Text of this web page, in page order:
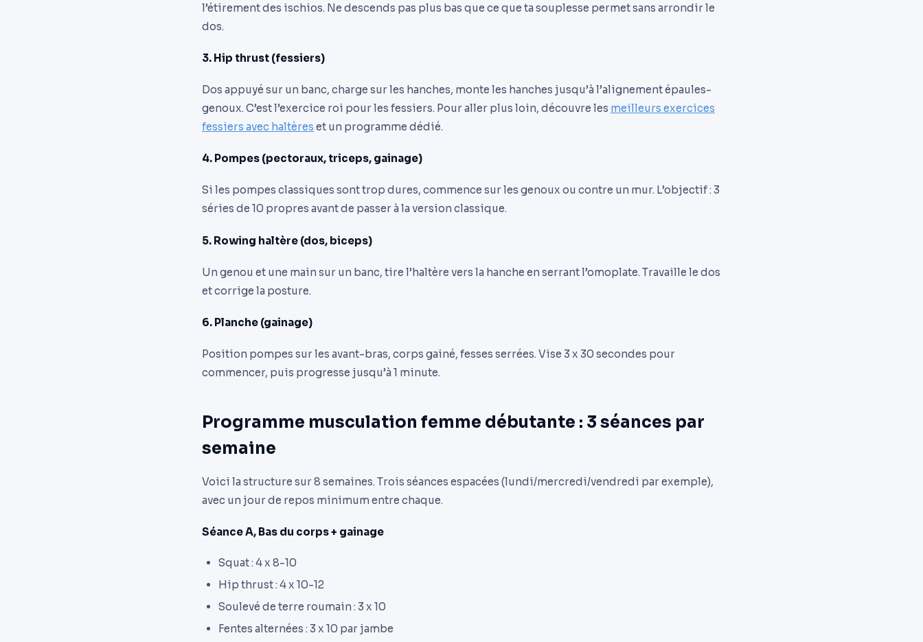
l’étirement des ischios. Ne descends pas plus bas que ce que ta souplesse permet sans arrondir le
dos.
3. Hip thrust (fessiers)
Dos appuyé sur un banc, charge sur les hanches, monte les hanches jusqu’à l’alignement épaules-
genoux. C’est l’exercice roi pour les fessiers. Pour aller plus loin, découvre les meilleurs exercices
fessiers avec haltères et un programme dédié.
4. Pompes (pectoraux, triceps, gainage)
Si les pompes classiques sont trop dures, commence sur les genoux ou contre un mur. L’objectif : 3
séries de 10 propres avant de passer à la version classique.
5. Rowing haltère (dos, biceps)
Un genou et une main sur un banc, tire l’haltère vers la hanche en serrant l’omoplate. Travaille le dos
et corrige la posture.
6. Planche (gainage)
Position pompes sur les avant-bras, corps gainé, fesses serrées. Vise 3 x 30 secondes pour
commencer, puis progresse jusqu’à 1 minute.
Programme musculation femme débutante : 3 séances par
semaine
Voici la structure sur 8 semaines. Trois séances espacées (lundi/mercredi/vendredi par exemple),
avec un jour de repos minimum entre chaque.
Séance A, Bas du corps + gainage
Squat : 4 x 8-10
Hip thrust : 4 x 10-12
Soulevé de terre roumain : 3 x 10
Fentes alternées : 3 x 10 par jambe